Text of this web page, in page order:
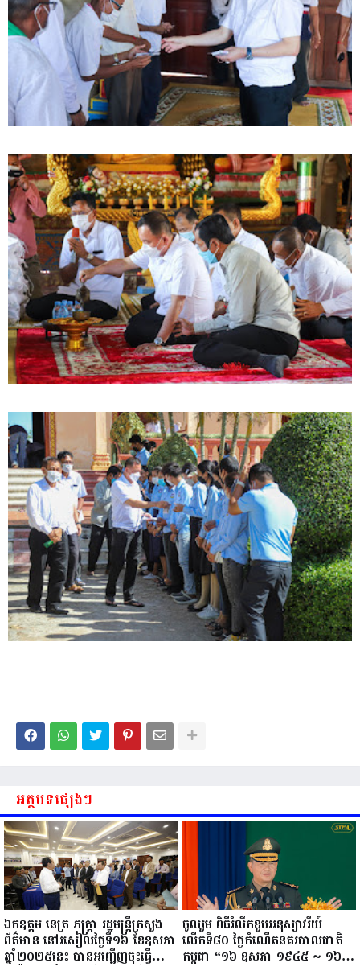
អត្ថបទផ្សេងៗ
ឯកឧត្តម នេត្រ ភក្ត្រា រដ្ឋមន្ត្រីក្រសួង
ព័ត៌មាន នៅរសៀលថ្ងៃទី១៦ ខែឧសភា
ឆ្នាំ២០២៥នេះ បានអញ្ជើញចុះធ្វើ
ចូលរួម ពិធីរំលឹកខួបអនុស្សាវរីយ៍
លើកទី៨០ ថ្ងៃកំណើតនគរបាលជាតិ
កម្ពុជា “១៦ ឧសភា ១៩៤៥ ~ ១៦